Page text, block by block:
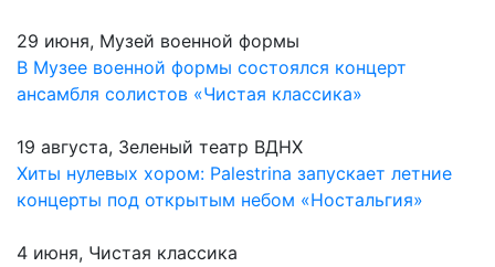
29 июня, Музей военной формы
В Музее военной формы состоялся концерт
ансамбля солистов «Чистая классика»
19 августа, Зеленый театр ВДНХ
Хиты нулевых хором: Palestrina запускает летние
концерты под открытым небом «Ностальгия»
4 июня, Чистая классика